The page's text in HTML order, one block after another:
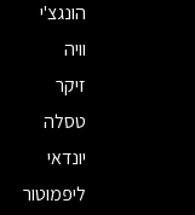
הונגצ'י
וויה
זיקר
טסלה
יונדאי
ליפמוטור